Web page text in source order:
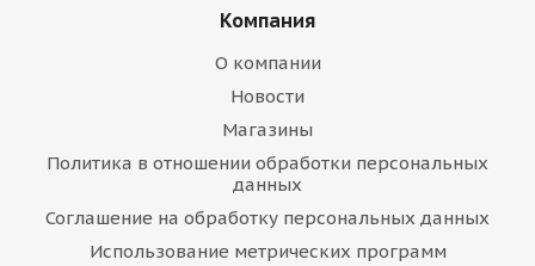
Компания
О компании
Новости
Магазины
Политика в отношении обработки персональных
данных
Соглашение на обработку персональных данных
Использование метрических программ